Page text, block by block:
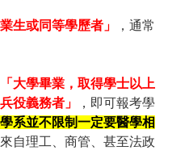
生或同等學歷者」
，通常
「大學畢業，取得學士以上
役義務者」
，即可報考學
系並不限制一定要醫學相
自理工、商管、甚至法政